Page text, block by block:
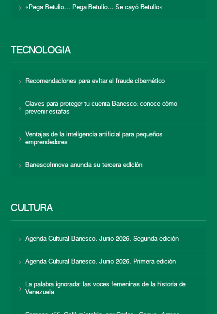
«Pega Betulio… Pega Betulio… Se cayó Betulio»
TECNOLOGÍA
Recomendaciones para evitar el fraude cibernético
Claves para proteger tu cuenta Banesco: conoce cómo
prevenir estafas
Ventajas de la inteligencia artificial para pequeños
emprendedores
BanescoInnova anuncia su tercera edición
CULTURA
Agenda Cultural Banesco. Junio 2026. Segunda edición
Agenda Cultural Banesco. Junio 2026. Primera edición
La palabra ignorada: las voces femeninas de la historia de
Venezuela